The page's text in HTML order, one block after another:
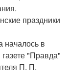
праздники
началось в
"Правда"
П. П.